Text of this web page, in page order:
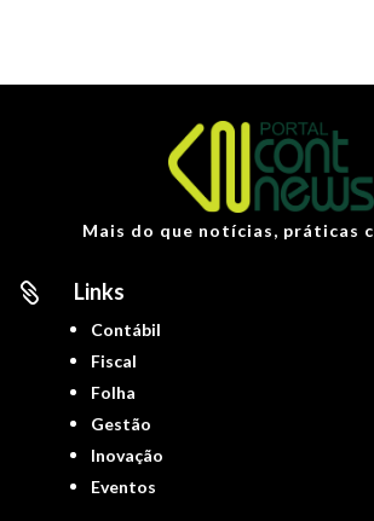
Mais do que notícias, práticas
 Links
Contábil
Fiscal
Folha
Gestão
Inovação
Eventos